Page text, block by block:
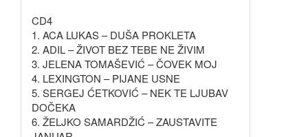
CD4
1. ACA LUKAS – DUŠA PROKLETA
2. ADIL – ŽIVOT BEZ TEBE NE ŽIVIM
3. JELENA TOMAŠEVIĆ – ČOVEK MOJ
4. LEXINGTON – PIJANE USNE
5. SERGEJ ĆETKOVIĆ – NEK TE LJUBAV
DOČEKA
6. ŽELJKO SAMARDŽIĆ – ZAUSTAVITE